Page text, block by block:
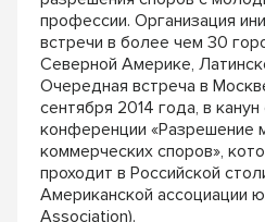
профессии. Организация
встречи в более чем 30
Северной Америке,
Очередная встреча в
сентября 2014 года, в
конференции «Разрешение
коммерческих споров»,
проходит в Российской
Американской ассоциации
Association).